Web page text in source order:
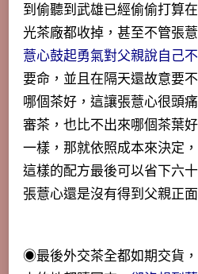
到偷聽到武雄已經偷偷打算
光茶廠都收掉，甚至不管張
薏心鼓起勇氣對父親說自己
要命，並且在隔天還故意要
哪個茶好，這讓張薏心很頭
審茶，也比不出來哪個茶葉
一樣，那就依照成本來決定
這樣的配方最後可以省下六
張薏心還是沒有得到父親正
◉最後外交茶全都如期交貨